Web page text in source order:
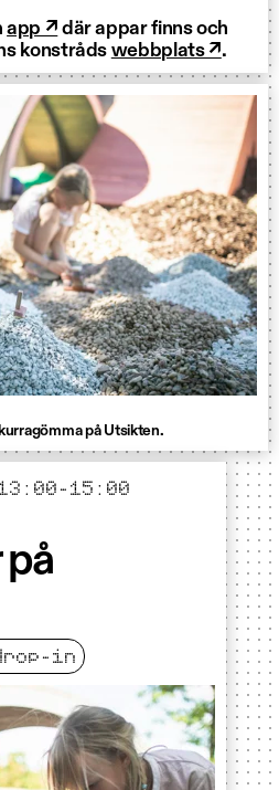
app ↗ där appar finns och
konstråds webbplats ↗.
på Utsikten.
15:00
in